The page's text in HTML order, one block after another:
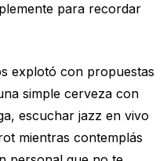
para recordar
explotó con propuestas
simple cerveza con
escuchar jazz en vivo
mientras contemplás